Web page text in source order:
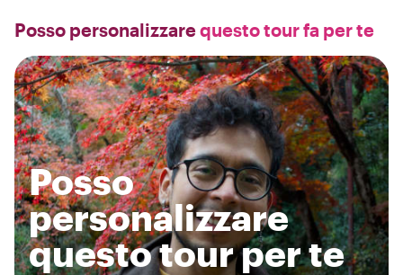
Posso personalizzarequesto tour fa per te
Posso
personalizzare
questo tour per te